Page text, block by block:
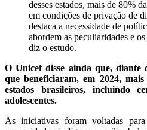
desses estados, mais de 80%
em condições de privação de
destaca a necessidade de
abordem as peculiaridades e os
diz o estudo.
O Unicef disse ainda que, diante
que beneficiaram, em 2024,
estados brasileiros, incluindo
adolescentes.
As iniciativas foram voltadas